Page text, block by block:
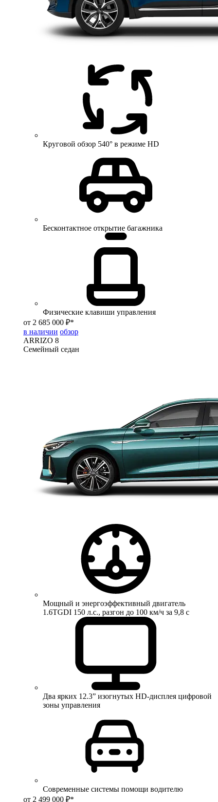
Круговой обзор 540° в режиме HD
Бесконтактное открытие багажника
Физические клавиши управления
от 2 685 000 ₽*
в наличии обзор
ARRIZO 8
Семейный седан
Мощный и энергоэффективный двигатель
1.6TGDI 150 л.с., разгон до 100 км/ч за 9,8 с
Два ярких 12.3” изогнутых HD-дисплея цифровой
зоны управления
Современные системы помощи водителю
от 2 499 000 ₽*